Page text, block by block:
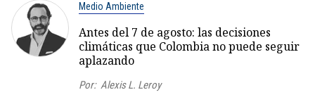
Medio Ambiente
Antes del 7 de agosto: las decisiones
climáticas que Colombia no puede seguir
aplazando
Por: Alexis L. Leroy